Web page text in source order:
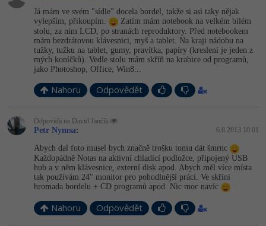
Já mám ve svém "sídle" docela bordel, takže si asi taky nějak
vylepším, přikoupím.
Zatím mám notebook na velkém bílém
stolu, za ním LCD, po stranách reproduktory. Před notebookem
mám bezdrátovou klávesnici, myš a tablet. Na kraji nádobu na
tužky, tužku na tablet, gumy, pravítka, papíry (kreslení je jeden z
mých koníčků). Vedle stolu mám skříň na krabice od programů,
jako Photoshop, Office, Win8...
Nahoru Odpovědět
Odpovídá na David Jančík
Petr Nymsa: 6.8.2013 10:01
Abych dal foto musel bych značně trošku tomu dát šmrnc
Každopádně Notas na aktivní chladící podložce, připojený USB
hub a v něm klávesnice, externí disk apod. Abych měl více místa
tak používám 24" monitor pro pohodlnější práci. Ve skříni
hromada bordelu + CD programů apod. Nic moc navíc
Nahoru Odpovědět